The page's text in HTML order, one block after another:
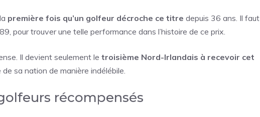
première fois qu’un golfeur décroche ce titre depuis 36 ans. Il faut
pour trouver une telle performance dans l’histoire de ce prix.
Il devient seulement le troisième Nord-Irlandais à recevoir cet
sa nation de manière indélébile.
récompensés